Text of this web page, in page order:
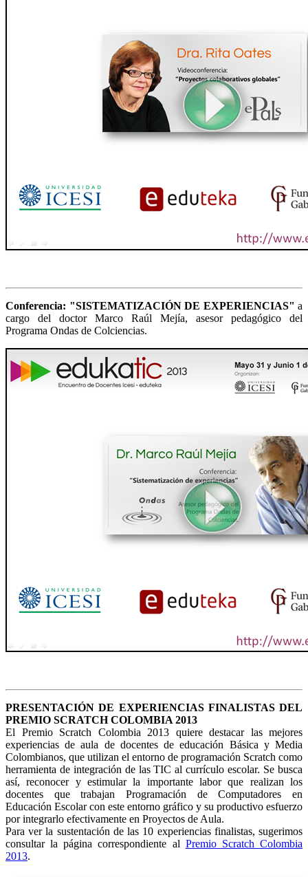
Conferencia: "SISTEMATIZACIÓN DE EXPERIENCIAS" a
cargo del doctor Marco Raúl Mejía, asesor pedagógico del
Programa Ondas de Colciencias.
PRESENTACIÓN DE EXPERIENCIAS FINALISTAS DEL
PREMIO SCRATCH COLOMBIA 2013
El Premio Scratch Colombia 2013 quiere destacar las mejores
experiencias de aula de docentes de educación Básica y Media
Colombianos, que utilizan el entorno de programación Scratch como
herramienta de integración de las TIC al currículo escolar. Se busca
así, reconocer y estimular la importante labor que realizan los
docentes que trabajan Programación de Computadores en
Educación Escolar con este entorno gráfico y su productivo esfuerzo
por integrarlo efectivamente en Proyectos de Aula.
Para ver la sustentación de las 10 experiencias finalistas, sugerimos
consultar la página correspondiente al Premio Scratch Colombia
2013.